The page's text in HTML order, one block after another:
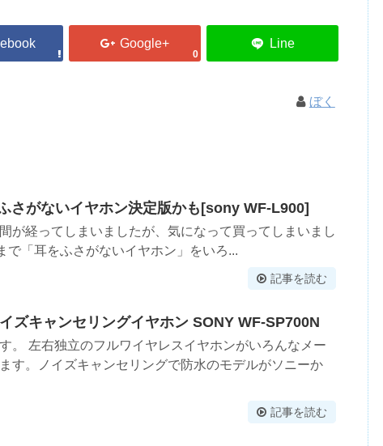
0
ぼく
さがないイヤホン決定版かも[sony WF-L900]
が経ってしまいましたが、気になって買ってしまいまし
で「耳をふさがないイヤホン」をいろ...
記事を読む
ズキャンセリングイヤホン SONY WF-SP700N
。 左右独立のフルワイヤレスイヤホンがいろんなメー
す。ノイズキャンセリングで防水のモデルがソニーか
記事を読む